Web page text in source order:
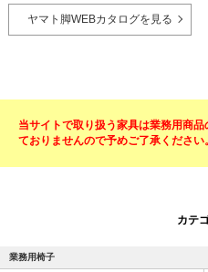
ヤマト脚WEBカタログを見る
当サイトで取り扱う家具は業務用商
ておりませんので予めご了承ください。
カテ
業務用椅子